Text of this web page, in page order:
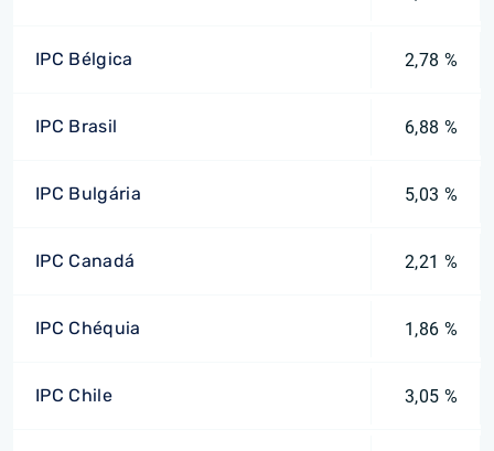
IPC Bélgica 2,78 %
IPC Brasil 6,88 %
IPC Bulgária 5,03 %
IPC Canadá 2,21 %
IPC Chéquia 1,86 %
IPC Chile 3,05 %